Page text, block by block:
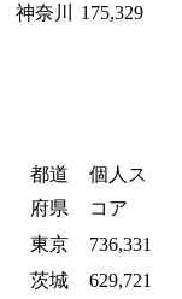
神奈川
175,329
都道
府県
個人ス
コア
東京
736,331
茨城 629,721